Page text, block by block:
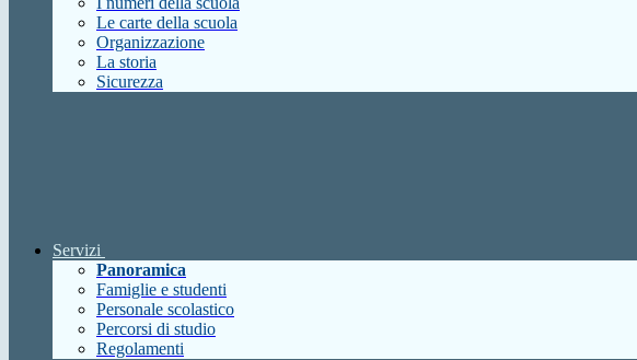
Le carte della scuola
Organizzazione
La storia
Sicurezza
Servizi
Panoramica
Famiglie e studenti
Personale scolastico
Percorsi di studio
Regolamenti